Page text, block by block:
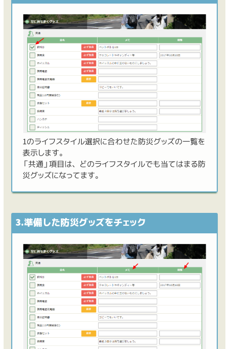
1のライフスタイル選択に合わせた防災グッズの一覧を
表示します。
「共通」項目は、どのライフスタイルでも当てはまる防
災グッズになってます。
3.準備した防災グッズをチェック